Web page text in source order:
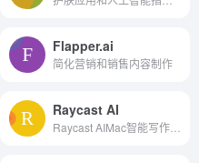
Flapper.ai
简化营销和销售内容制作
Raycast AI